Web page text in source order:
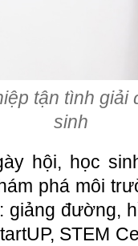
tận tình giải
sinh
hội, học
phá môi
giảng đường,
STEM